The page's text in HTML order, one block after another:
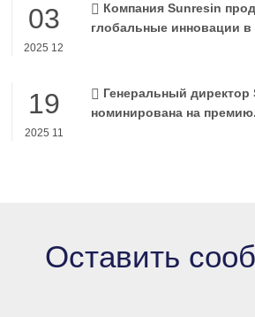
03
2025 12
Компания Sunresin
глобальные инновации в
19
2025 11
Генеральный
номинирована на премию.
Оставить